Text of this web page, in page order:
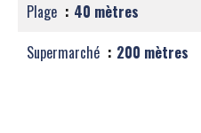
Plage
40 mètres
Supermarché
200 mètres